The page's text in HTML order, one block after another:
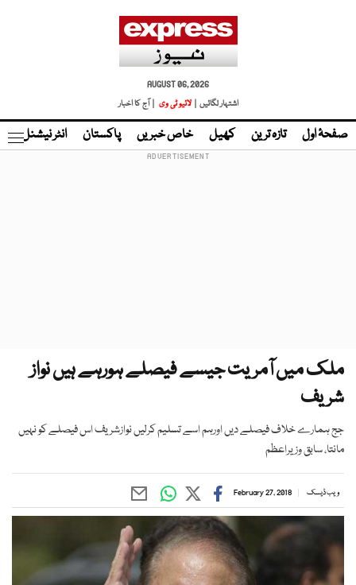
AUGUST 06, 2026
اشتہار لگائیں |
لائیو ٹی وی | آج کا اخبار
صفحۂ اول تازہ ترین کھیل خاص خبریں پاکستان انٹر نیشنل
ملک میں آمریت جیسے فیصلے ہورہے ہیں نواز
شریف
جج ہمارے خلاف فیصلے دیں اورہم اسے تسلیم کرلیں نوازشریف اس فیصلے کو نہیں
مانتا، سابق وزیراعظم
ویب ڈیسک February 27, 2018